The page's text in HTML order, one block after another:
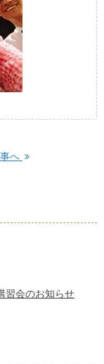
へ
習会のお知らせ